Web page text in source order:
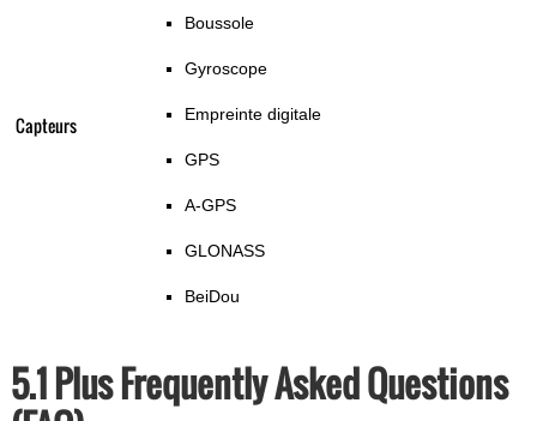
Capteurs
Boussole
Gyroscope
Empreinte digitale
GPS
A-GPS
GLONASS
BeiDou
5.1 Plus Frequently Asked Questions